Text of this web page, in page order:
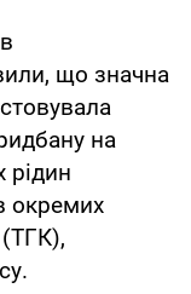
що значна
на
рідин
окремих
(ТГК),